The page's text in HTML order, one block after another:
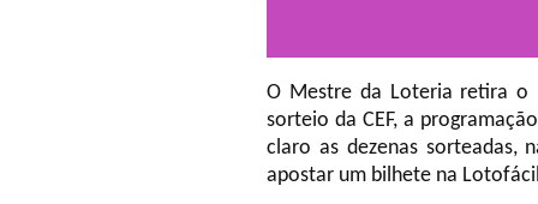
O Mestre da Loteria retira o
sorteio da CEF, a
claro as dezenas sorteadas,
apostar um bilhete na